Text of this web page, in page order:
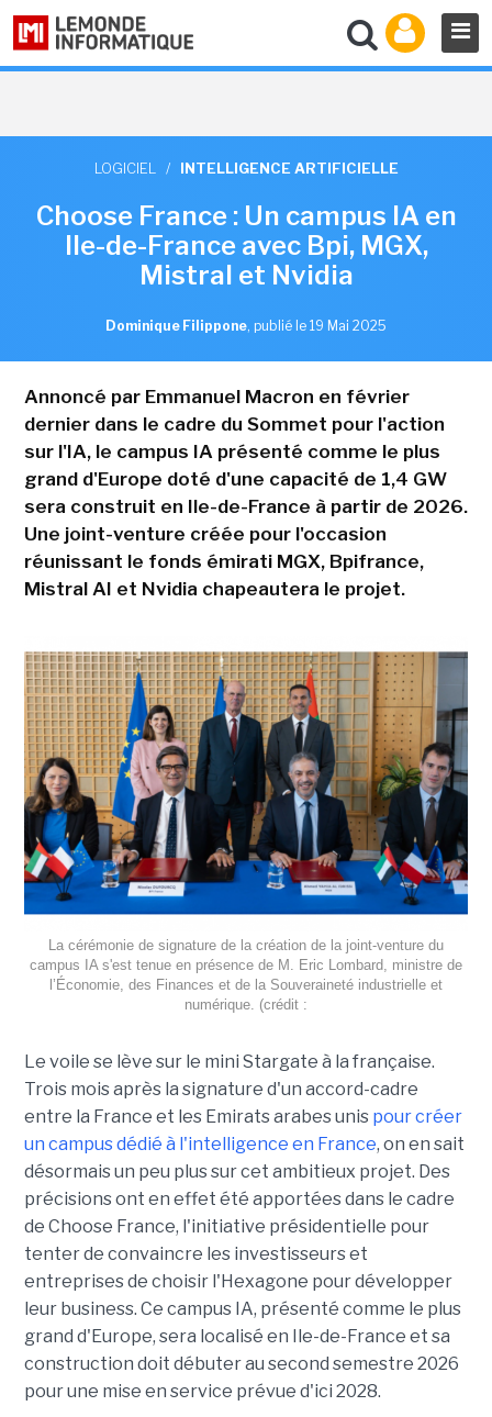
LOGICIEL / INTELLIGENCE ARTIFICIELLE
Choose France : Un campus IA en
Ile-de-France avec Bpi, MGX,
Mistral et Nvidia
Dominique Filippone, publié le 19 Mai 2025
Annoncé par Emmanuel Macron en février
dernier dans le cadre du Sommet pour l'action
sur l'IA, le campus IA présenté comme le plus
grand d'Europe doté d'une capacité de 1,4 GW
sera construit en Ile-de-France à partir de 2026.
Une joint-venture créée pour l'occasion
réunissant le fonds émirati MGX, Bpifrance,
Mistral AI et Nvidia chapeautera le projet.
La cérémonie de signature de la création de la joint-venture du
campus IA s'est tenue en présence de M. Eric Lombard, ministre de
l’Économie, des Finances et de la Souveraineté industrielle et
numérique. (crédit :
Le voile se lève sur le mini Stargate à la française.
Trois mois après la signature d'un accord-cadre
entre la France et les Emirats arabes unis pour créer
un campus dédié à l'intelligence en France, on en sait
désormais un peu plus sur cet ambitieux projet. Des
précisions ont en effet été apportées dans le cadre
de Choose France, l'initiative présidentielle pour
tenter de convaincre les investisseurs et
entreprises de choisir l'Hexagone pour développer
leur business. Ce campus IA, présenté comme le plus
grand d'Europe, sera localisé en Ile-de-France et sa
construction doit débuter au second semestre 2026
pour une mise en service prévue d'ici 2028.